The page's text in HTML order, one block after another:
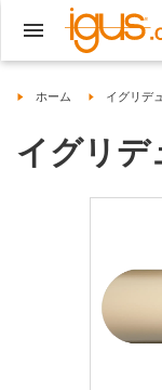
igus-icon-arrow-right
ホーム igus-icon-
イグリデ
イグリデ